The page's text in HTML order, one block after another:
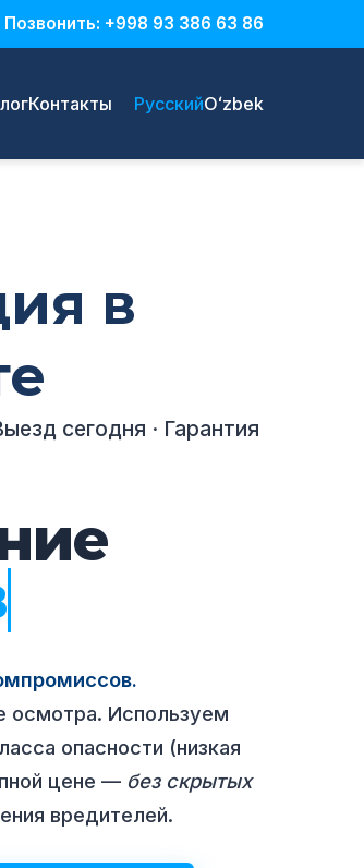
Позвонить: +998 93 386 63 86
Контакты РусскийOʻzbek
в
сегодня · Гарантия
осмотра. Используем
опасности (низкая
цене — без скрытых
вредителей.